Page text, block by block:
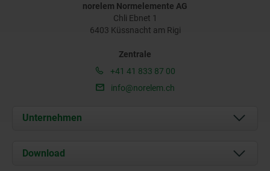
norelem Normelemente AG
Chli Ebnet 1
6403 Küssnacht am Rigi
Zentrale
+41 41 833 87 00
info@norelem.ch
Unternehmen
Über uns
Download